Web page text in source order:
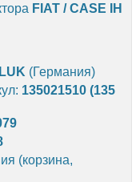
FIAT / CASE IH
(Германия)
135021510 (135
(корзина,